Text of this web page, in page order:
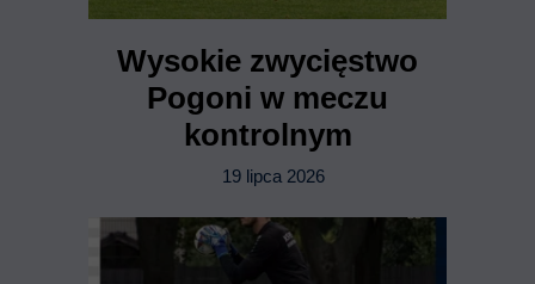
Wysokie zwycięstwo
Pogoni w meczu
kontrolnym
19 lipca 2026